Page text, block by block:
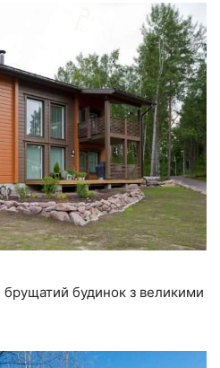
будинок з великими